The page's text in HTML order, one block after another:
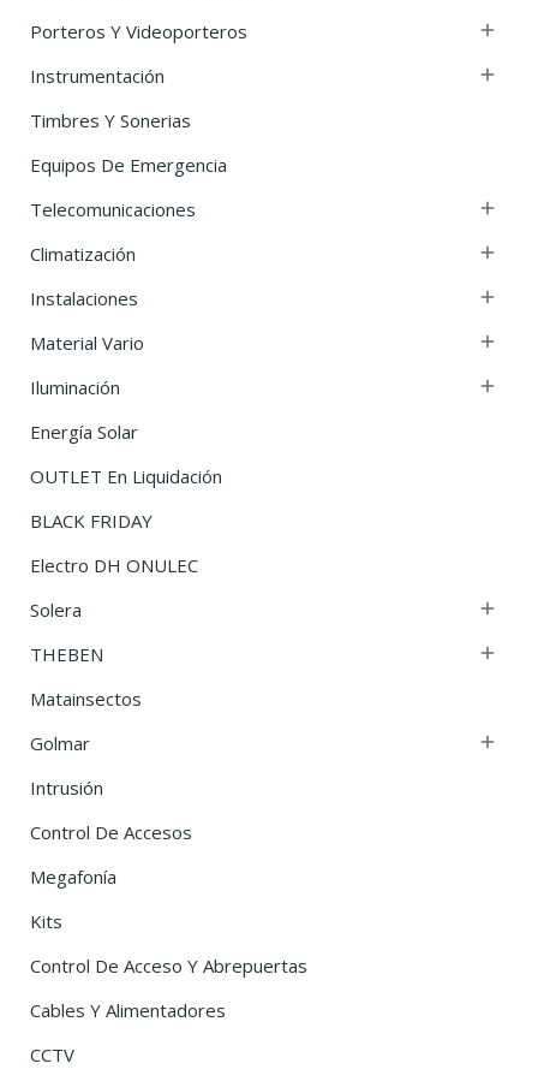
Porteros Y Videoporteros

Instrumentación 
Timbres Y Sonerias
Equipos De Emergencia
Telecomunicaciones

Climatización 
Instalaciones 
Material Vario 
Iluminación 
Energía Solar
OUTLET En Liquidación
BLACK FRIDAY
Electro DH ONULEC
Solera

THEBEN 
Matainsectos
Golmar

Intrusión
Control De Accesos
Megafonía
Kits
Control De Acceso Y Abrepuertas
Cables Y Alimentadores
CCTV